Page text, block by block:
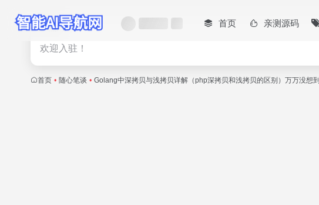
首页 亲测源码
热门
欢迎入驻！
首页 • 随心笔谈 • Golang中深拷贝与浅拷贝详解（php深拷贝和浅拷贝的区别）万万没想到